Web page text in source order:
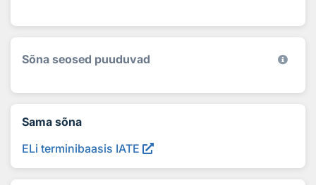
Sõna seosed puuduvad
Sama sõna
ELi terminibaasis IATE